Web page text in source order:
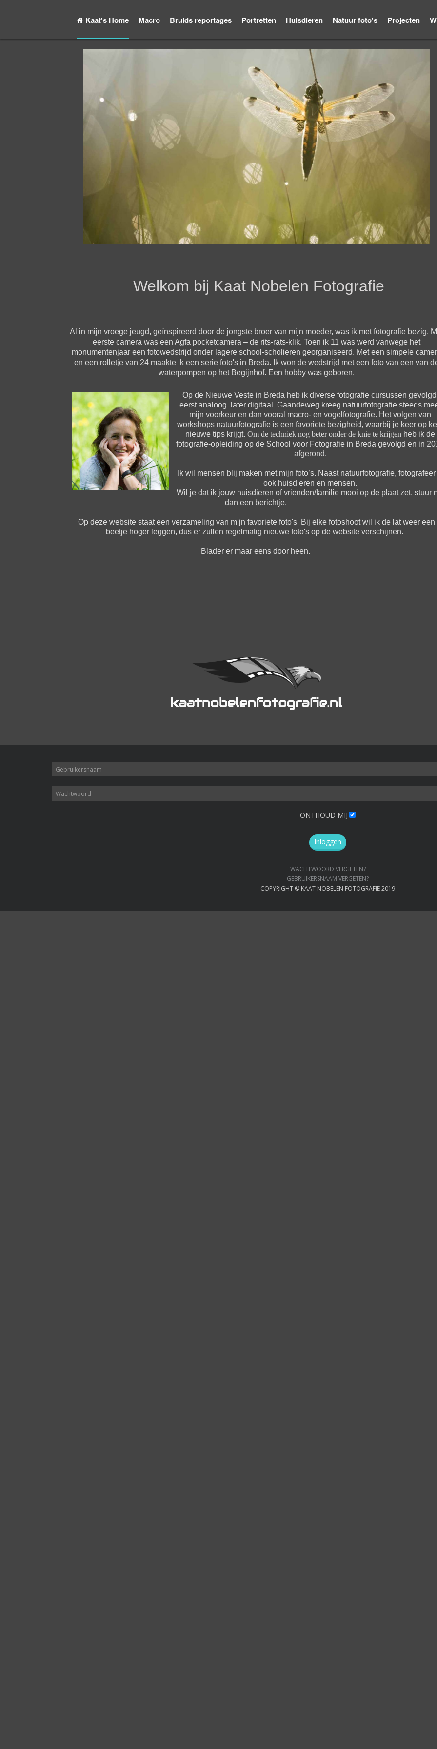
Kaat's Home Macro Bruids reportages Portretten Huisdieren Natuur foto's Projecten
Welkom bij Kaat Nobelen Fotografie
Al in mijn vroege jeugd, geïnspireerd door de jongste broer van mijn moeder, was ik met fotografie bezig.
eerste camera was een Agfa pocketcamera – de rits-rats-klik.Toen ik 11 was werd vanwege het
monumentenjaar een fotowedstrijd onder lagere school-scholieren georganiseerd. Met een simpele
en een rolletje van 24 maakte ik een serie foto's in Breda. Ik won de wedstrijd met een foto van een van
waterpompen op het Begijnhof. Een hobby was geboren.
Op de Nieuwe Veste in Breda heb ik diverse fotografie cursussen
eerst analoog, later digitaal. Gaandeweg kreeg natuurfotografie steeds
mijn voorkeur en dan vooral macro- en vogelfotografie. Het volgen van
workshops natuurfotografie is een favoriete bezigheid, waarbij je keer op
nieuwe tips krijgt.Om de techniek nog beter onder de knie te krijgen heb ik de
fotografie-opleiding op de School voor Fotografie in Breda gevolgd en in
afgerond.
Ik wil mensen blij maken met mijn foto’s. Naast natuurfotografie,
ook huisdieren en mensen.
Wil je dat ik jouw huisdieren of vrienden/familie mooi op de plaat zet, stuur
dan een berichtje.
Op deze website staat een verzameling van mijn favoriete foto's. Bij elke fotoshoot wil ik de lat weer een
beetje hoger leggen, dus er zullen regelmatig nieuwe foto's op de website verschijnen.
Blader er maar eens door heen.
ONTHOUD MIJ
Inloggen
WACHTWOORD VERGETEN?
GEBRUIKERSNAAM VERGETEN?
COPYRIGHT © KAAT NOBELEN FOTOGRAFIE 2019